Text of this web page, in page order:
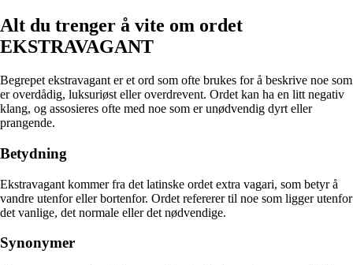
Alt du trenger å vite om ordet
EKSTRAVAGANT
Begrepet ekstravagant er et ord som ofte brukes for å beskrive noe som
er overdådig, luksuriøst eller overdrevent. Ordet kan ha en litt negativ
klang, og assosieres ofte med noe som er unødvendig dyrt eller
prangende.
Betydning
Ekstravagant kommer fra det latinske ordet extra vagari, som betyr å
vandre utenfor eller bortenfor. Ordet refererer til noe som ligger utenfor
det vanlige, det normale eller det nødvendige.
Synonymer